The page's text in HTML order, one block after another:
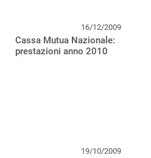
16/12/2009
Cassa Mutua Nazionale:
prestazioni anno 2010
19/10/2009